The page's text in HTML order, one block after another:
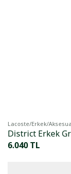
Lacoste/Erkek/
District Erkek
6.040 TL